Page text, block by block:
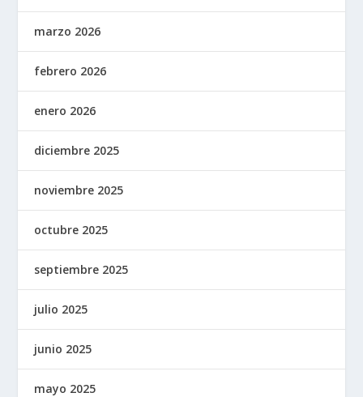
marzo 2026
febrero 2026
enero 2026
diciembre 2025
noviembre 2025
octubre 2025
septiembre 2025
julio 2025
junio 2025
mayo 2025